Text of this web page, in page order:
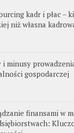
kadr i płac –
niż własna
i minusy
gospodarczej
finansami w